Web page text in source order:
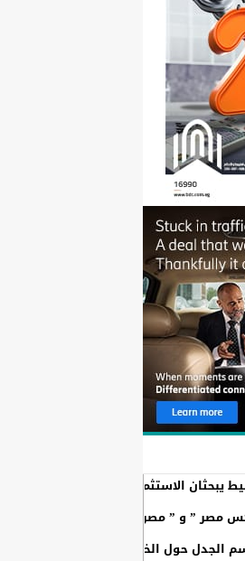
يبحثان الاستثمارات والشراكات
مصر ” و ” مصر للطيران ” يجددان
الجدل حول الخطوط المسجلة بأسماء